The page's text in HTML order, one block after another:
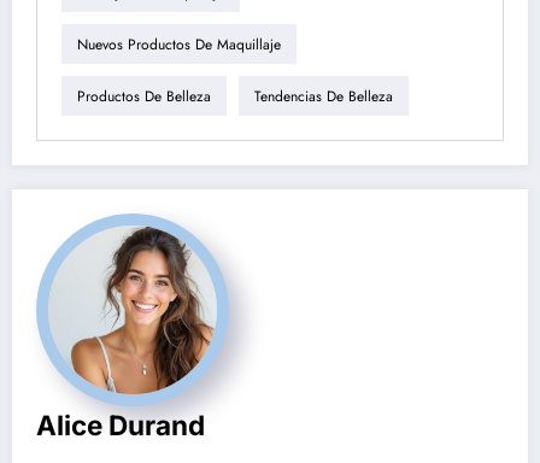
Nuevos Productos De Maquillaje
Productos De Belleza Tendencias De Belleza
Alice Durand